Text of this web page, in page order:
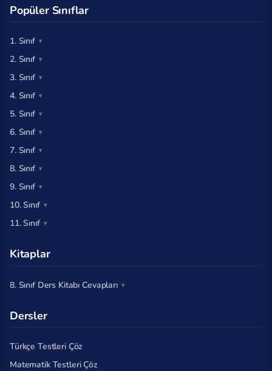
Popüler Sınıflar
1. Sınıf
2. Sınıf
3. Sınıf
4. Sınıf
5. Sınıf
6. Sınıf
7. Sınıf
8. Sınıf
9. Sınıf
10. Sınıf
11. Sınıf
Kitaplar
8. Sınıf Ders Kitabı Cevapları
Dersler
Türkçe Testleri Çöz
Matematik Testleri Çöz